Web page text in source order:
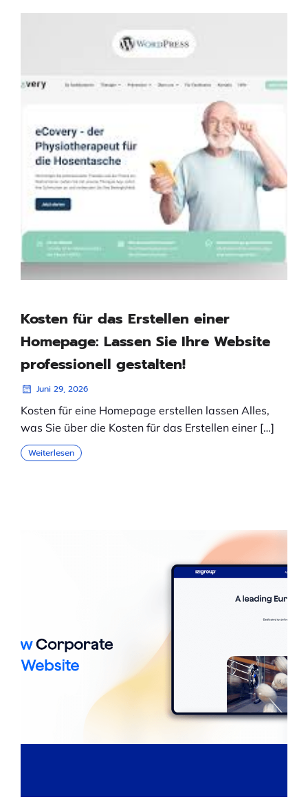
Kosten für das Erstellen einer
Homepage: Lassen Sie Ihre Website
professionell gestalten!
Juni 29, 2026
Kosten für eine Homepage erstellen lassen Alles,
was Sie über die Kosten für das Erstellen einer […]
Weiterlesen